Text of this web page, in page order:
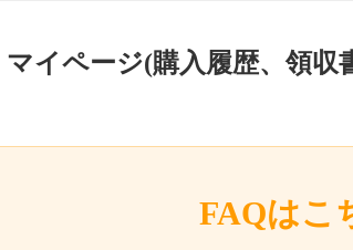
マイページ(購入履歴、領収
FAQはこ